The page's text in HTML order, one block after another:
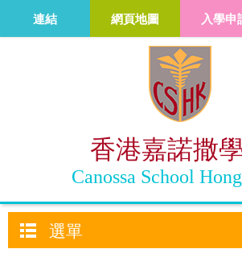
香港嘉諾撒
Canossa School
連結 網頁地圖 入學申
選單